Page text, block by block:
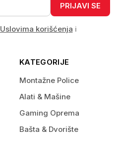
PRIJAVI SE
Uslovima korišćenja i
KATEGORIJE
Montažne Police
Alati & Mašine
Gaming Oprema
Bašta & Dvorište